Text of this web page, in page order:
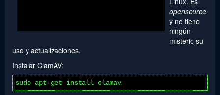
opensource
y no tiene
ningún
misterio su
uso y actualizaciones.
Instalar ClamAV:
sudo apt-get install clamav